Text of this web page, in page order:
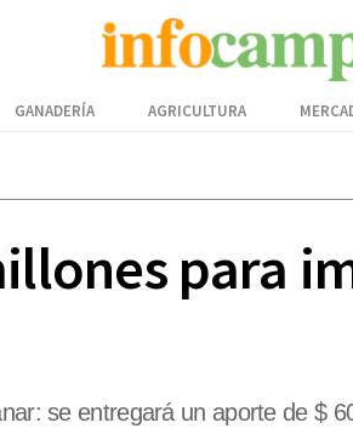
GANADERÍA AGRICULTURA
para
se entregará un aporte de $